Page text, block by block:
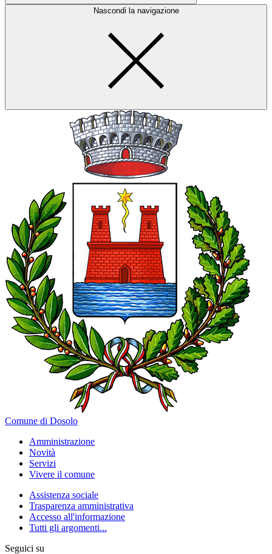
Nascondi la navigazione
Comune di Dosolo
Amministrazione
Novità
Servizi
Vivere il comune
Assistenza sociale
Trasparenza amministrativa
Accesso all'informazione
Tutti gli argomenti...
Seguici su